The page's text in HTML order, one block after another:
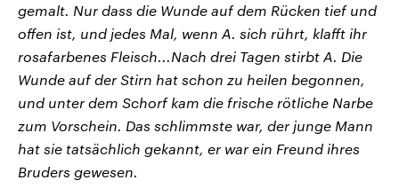
gemalt. Nur dass die Wunde auf dem Rücken tief und
offen ist, und jedes Mal, wenn A. sich rührt, klafft ihr
rosafarbenes Fleisch...Nach drei Tagen stirbt A. Die
Wunde auf der Stirn hat schon zu heilen begonnen,
und unter dem Schorf kam die frische rötliche Narbe
zum Vorschein. Das schlimmste war, der junge Mann
hat sie tatsächlich gekannt, er war ein Freund ihres
Bruders gewesen.